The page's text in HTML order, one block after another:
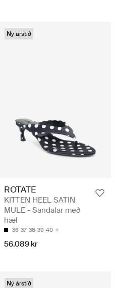
Ný árstíð
ROTATE
KITTEN HEEL SATIN
MULE - Sandalar með
hæl
36 37 38 39 40
56.089 kr
Ný árstíð